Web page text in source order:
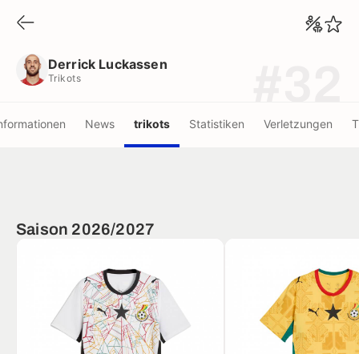
Derrick Luckassen
Trikots
News trikots Statistiken Verletzungen
Saison 2026/2027